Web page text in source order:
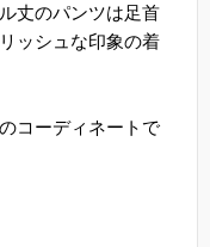
丈のパンツは足首
ッシュな印象の着
コーディネートで